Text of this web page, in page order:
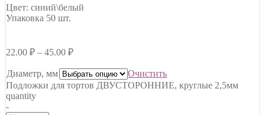
Цвет: синий\белый
Упаковка 50 шт.
22.00 ₽ – 45.00 ₽
Диаметр, мм
Очистить
Подложки для тортов ДВУСТОРОННИЕ, круглые 2,5мм
quantity
-